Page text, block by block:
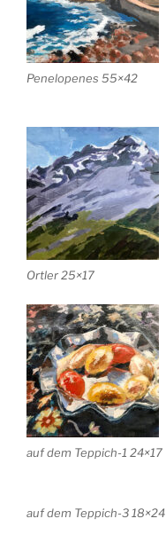
Penelopenes 55×42
Ortler 25×17
auf dem Teppich-1 24×17
auf dem Teppich-3 18×24